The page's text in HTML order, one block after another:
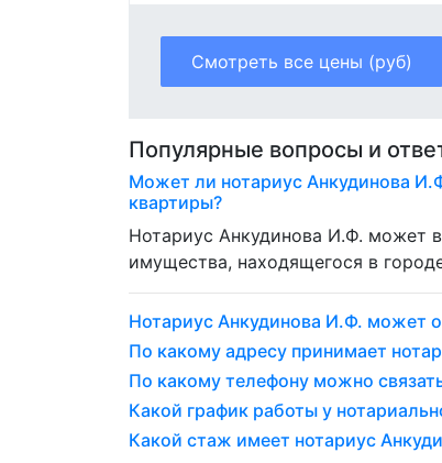
Смотреть все цены (руб)
Популярные вопросы и
Может ли нотариус Анкудинова
квартиры?
Нотариус Анкудинова И.Ф. может
имущества, находящегося в
Нотариус Анкудинова И.Ф. может
По какому адресу принимает
По какому телефону можно
Какой график работы у
Какой стаж имеет нотариус